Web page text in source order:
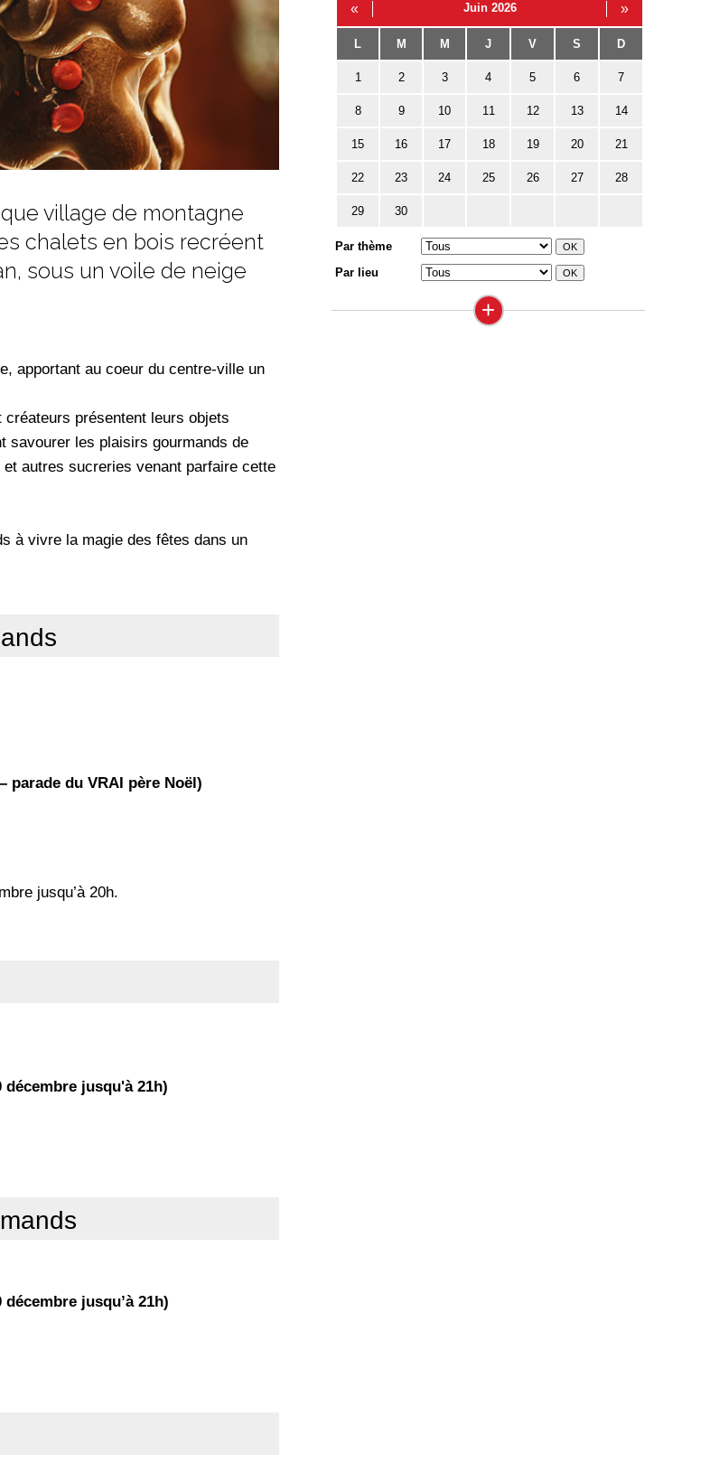
village de montagne
chalets en bois recréent
sous un voile de neige
apportant au coeur du centre-ville un
présentent leurs objets
savourer les plaisirs gourmands de
autres sucreries venant parfaire cette
à vivre la magie des fêtes dans un
parade du VRAI père Noël)
jusqu’à 20h.
jusqu'à 21h)
jusqu’à 21h)
« Juin 2026 »
L M M J V S D
1 2 3 4 5 6 7
8 9 10 11 12 13 14
15 16 17 18 19 20 21
22 23 24 25 26 27 28
29 30
Par thème
Par lieu
+